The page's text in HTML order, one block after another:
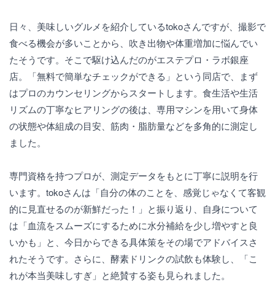
日々、美味しいグルメを紹介しているtokoさんですが、撮影で
食べる機会が多いことから、吹き出物や体重増加に悩んでい
たそうです。そこで駆け込んだのがエステプロ・ラボ銀座
店。「無料で簡単なチェックができる」という同店で、まず
はプロのカウンセリングからスタートします。食生活や生活
リズムの丁寧なヒアリングの後は、専用マシンを用いて身体
の状態や体組成の目安、筋肉・脂肪量などを多角的に測定し
ました。
専門資格を持つプロが、測定データをもとに丁寧に説明を行
います。tokoさんは「自分の体のことを、感覚じゃなくて客観
的に見直せるのが新鮮だった！」と振り返り、自身について
は「血流をスムーズにするために水分補給を少し増やすと良
いかも」と、今日からできる具体策をその場でアドバイスさ
れたそうです。さらに、酵素ドリンクの試飲も体験し、「こ
れが本当美味しすぎ」と絶賛する姿も見られました。